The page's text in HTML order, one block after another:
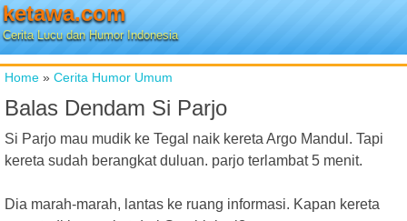
ketawa.com
Cerita Lucu dan Humor Indonesia
Home » Cerita Humor Umum
Balas Dendam Si Parjo
Si Parjo mau mudik ke Tegal naik kereta Argo Mandul. Tapi
kereta sudah berangkat duluan. parjo terlambat 5 menit.
Dia marah-marah, lantas ke ruang informasi. Kapan kereta